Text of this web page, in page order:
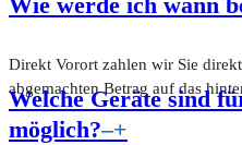
Direkt Vorort zahlen wir Sie
abgemachten Betrag auf das
Welche Geräte sind
möglich?–+